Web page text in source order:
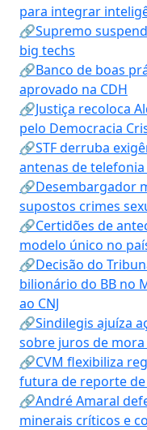
para integrar
🔗Supremo
big techs
🔗Banco de boas
aprovado na CDH
🔗Justiça recoloca
pelo Democracia
🔗STF derruba
antenas de telefonia
🔗Desembargador
supostos crimes
🔗Certidões de
modelo único no
🔗Decisão do
bilionário do BB no
ao CNJ
🔗Sindilegis ajuíza
sobre juros de mora
🔗CVM flexibiliza
futura de reporte
🔗André Amaral
minerais críticos e